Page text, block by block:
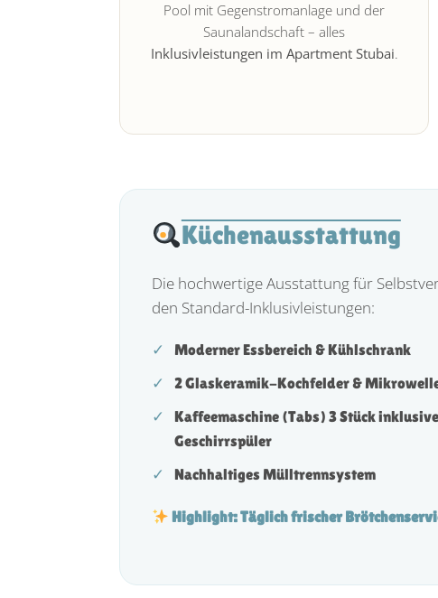
Pool mit Gegenstromanlage und der
Saunalandschaft – alles
Inklusivleistungen im Apartment Stubai.
Küchenausstattung
Die hochwertige Ausstattung für
den Standard-Inklusivleistungen:
✓
Moderner Essbereich & Kühlschrank
✓
2 Glaskeramik-Kochfelder &
✓
Kaffeemaschine (Tabs) 3 Stück
Geschirrspüler
✓
Nachhaltiges Mülltrennsystem
Highlight: Täglich frischer